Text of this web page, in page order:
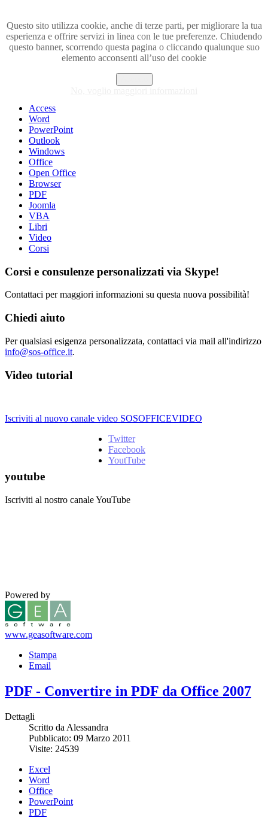
Questo sito utilizza cookie, anche di terze parti, per migliorare la tua
esperienza e offrire servizi in linea con le tue preferenze. Chiudendo
questo banner, scorrendo questa pagina o cliccando qualunque suo
elemento acconsenti all’uso dei cookie
Visita i forum di SOS-OFFICE
Access
Word
PowerPoint
Outlook
Windows
Office
Open Office
Browser
PDF
Joomla
VBA
Libri
Video
Corsi
Corsi e consulenze personalizzati via Skype!
Contattaci per maggiori informazioni su questa nuova possibilità!
Chiedi aiuto
Per qualsiasi esigenza personalizzata, contattaci via mail all'indirizzo
info@sos-office.it.
Video tutorial
Iscriviti al nuovo canale video SOSOFFICEVIDEO
Twitter
Facebook
YoutTube
youtube
Iscriviti al nostro canale YouTube
Powered by
www.geasoftware.com
Stampa
Email
PDF - Convertire in PDF da Office 2007
Dettagli
Scritto da Alessandra
Pubblicato: 09 Marzo 2011
Visite: 24539
Excel
Word
Office
PowerPoint
PDF